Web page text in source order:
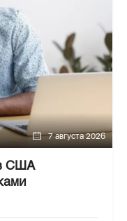
7 августа 2026
США